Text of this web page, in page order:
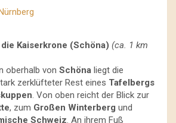
Kaiserkrone (Schöna) (ca. 1 km
oberhalb von Schöna liegt die
zerklüfteter Rest eines Tafelbergs
. Von oben reicht der Blick zur
, zum Großen Winterberg und
Schweiz. An ihrem Fuß